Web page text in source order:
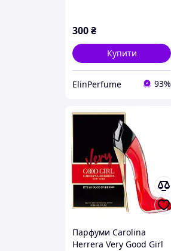
300₴
Купити
ElinPerfume 93%
Парфуми Carolina
Herrera Very Good Girl